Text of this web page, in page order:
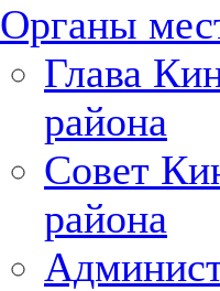
Органы
Глава
района
Совет
района